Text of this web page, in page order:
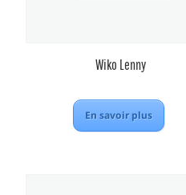
Wiko Lenny
En savoir plus